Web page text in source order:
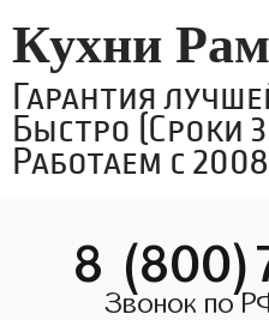
Кухни
Гарантия
Быстро (Сроки
Работаем с
8
Звонок по